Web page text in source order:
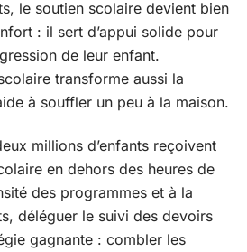
le soutien scolaire devient bien
: il sert d’appui solide pour
de leur enfant.
transforme aussi la
à souffler un peu à la maison.
millions d’enfants reçoivent
en dehors des heures de
des programmes et à la
déléguer le suivi des devoirs
gagnante : combler les